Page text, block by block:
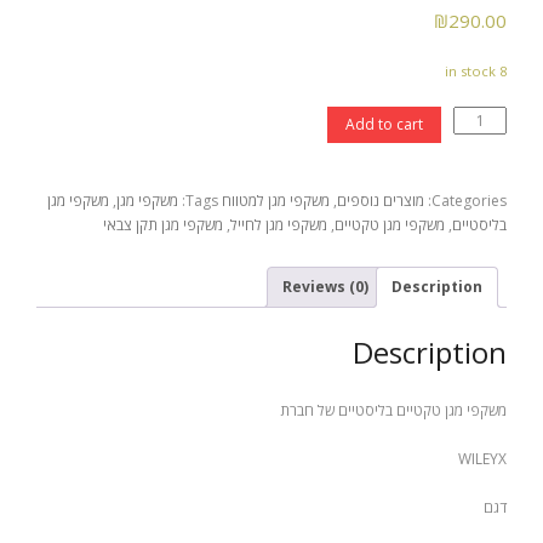
קורסים
- קורס ירי מעשי
- קורס שופטים בינלאומיים – IROA
הדרכות ושרותים
- הכשרות ואימוני ירי מבצעי
₪290.00
8 in stock
משקפי
מגן
WILEYX
SABER
Add to cart
Categories: מוצרים נוספים, משקפי מגן למטווח Tags: משקפי מגן, משקפי מגן
בליסטיים, משקפי מגן טקטיים, משקפי מגן לחייל, משקפי מגן תקן צבאי
Description
Reviews (0)
Description
משקפי מגן טקטיים בליסטיים של חברת
WILEYX
דגם